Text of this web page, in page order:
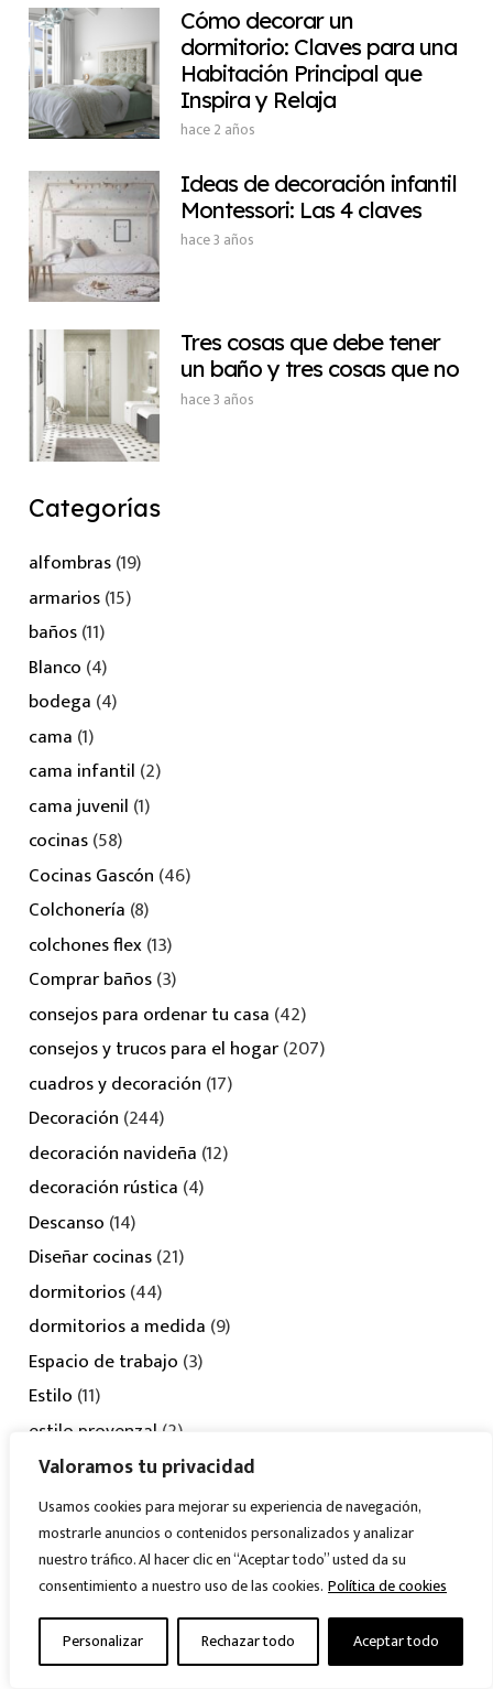
Valoramos tu privacidad
Usamos cookies para mejorar su experiencia de navegación,
mostrarle anuncios o contenidos personalizados y analizar
nuestro tráfico. Al hacer clic en “Aceptar todo” usted da su
consentimiento a nuestro uso de las cookies. Política de cookies
Personalizar Rechazar todo Aceptar todo
Cómo decorar un
dormitorio: Claves para una
Habitación Principal que
Inspira y Relaja
hace 2 años
Ideas de decoración infantil
Montessori: Las 4 claves
hace 3 años
Tres cosas que debe tener
un baño y tres cosas que no
hace 3 años
Categorías
alfombras(19)
armarios(15)
baños(11)
Blanco (4)
bodega (4)
cama (1)
cama infantil (2)
cama juvenil (1)
cocinas(58)
Cocinas Gascón (46)
Colchonería (8)
colchones flex(13)
Comprar baños(3)
consejos para ordenar tu casa (42)
consejos y trucos para el hogar(207)
cuadros y decoración (17)
Decoración (244)
decoración navideña (12)
decoración rústica (4)
Descanso (14)
Diseñar cocinas(21)
dormitorios(44)
dormitorios a medida (9)
Espacio de trabajo (3)
Estilo (11)
estilo provenzal (2)
Estilo wavy(1)
Interiorismo(160)
la empresa(2)
literas(1)
(6)
Montessori(2)